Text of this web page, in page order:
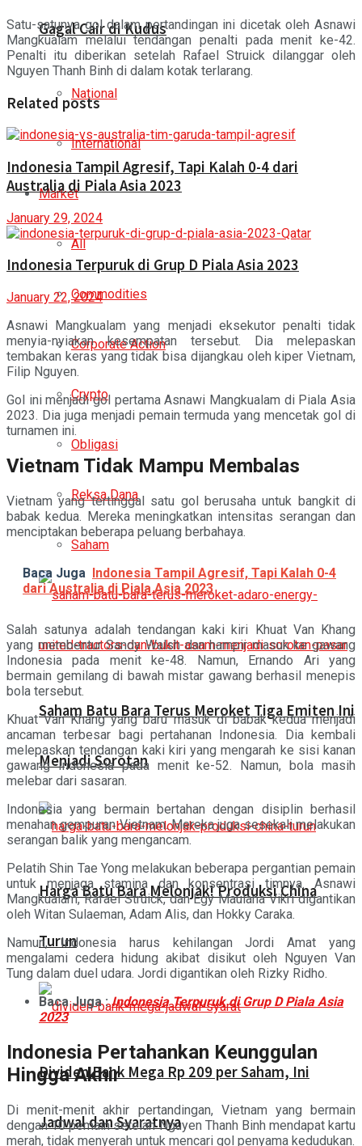
Gagal Cair di Kudus
National
International
Market
All
Commodities
Corporate Action
Crypto
Obligasi
Reksa Dana
Saham
Saham Batu Bara Terus Meroket Tiga Emiten Ini
Menjadi Sorotan
Harga Batu Bara Melonjak! Produksi China
Turun
Dividen Bank Mega Rp 209 per Saham, Ini
Jadwal dan Syaratnya
Satu-satunya gol dalam pertandingan ini dicetak oleh Asnawi
Mangkualam melalui tendangan penalti pada menit ke-42.
Penalti itu diberikan setelah Rafael Struick dilanggar oleh
Nguyen Thanh Binh di dalam kotak terlarang.
Related posts
Indonesia Tampil Agresif, Tapi Kalah 0-4 dari
Australia di Piala Asia 2023
January 29, 2024
Indonesia Terpuruk di Grup D Piala Asia 2023
January 22, 2024
Asnawi Mangkualam yang menjadi eksekutor penalti tidak
menyia-nyiakan kesempatan tersebut. Dia melepaskan
tembakan keras yang tidak bisa dijangkau oleh kiper Vietnam,
Filip Nguyen.
Gol ini menjadi gol pertama Asnawi Mangkualam di Piala Asia
2023. Dia juga menjadi pemain termuda yang mencetak gol di
turnamen ini.
Vietnam Tidak Mampu Membalas
Vietnam yang tertinggal satu gol berusaha untuk bangkit di
babak kedua. Mereka meningkatkan intensitas serangan dan
menciptakan beberapa peluang berbahaya.
Baca Juga Indonesia Tampil Agresif, Tapi Kalah 0-4
dari Australia di Piala Asia 2023
Salah satunya adalah tendangan kaki kiri Khuat Van Khang
yang membentur Sandy Walsh dan hampir masuk ke gawang
Indonesia pada menit ke-48. Namun, Ernando Ari yang
bermain gemilang di bawah mistar gawang berhasil menepis
bola tersebut.
Khuat Van Khang yang baru masuk di babak kedua menjadi
ancaman terbesar bagi pertahanan Indonesia. Dia kembali
melepaskan tendangan kaki kiri yang mengarah ke sisi kanan
gawang Indonesia pada menit ke-52. Namun, bola masih
melebar dari sasaran.
Indonesia yang bermain bertahan dengan disiplin berhasil
menahan gempuran Vietnam. Mereka juga sesekali melakukan
serangan balik yang mengancam.
Pelatih Shin Tae Yong melakukan beberapa pergantian pemain
untuk menjaga stamina dan konsentrasi timnya. Asnawi
Mangkualam, Rafael Struick, dan Egy Maulana Vikri digantikan
oleh Witan Sulaeman, Adam Alis, dan Hokky Caraka.
Namun, Indonesia harus kehilangan Jordi Amat yang
mengalami cedera hidung akibat disikut oleh Nguyen Van
Tung dalam duel udara. Jordi digantikan oleh Rizky Ridho.
Baca Juga :Indonesia Terpuruk di Grup D Piala Asia
2023
Indonesia Pertahankan Keunggulan
Hingga Akhir
Di menit-menit akhir pertandingan, Vietnam yang bermain
dengan 10 pemain setelah Nguyen Thanh Binh mendapat kartu
merah, tidak menyerah untuk mencari gol penyama kedudukan.